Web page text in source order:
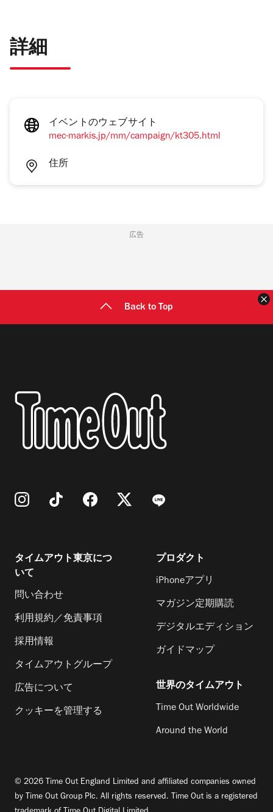
詳細
イベントのウェブサイト
mec-markis.jp/mm/campaign/kt305.html
住所
広告
Back to Top
タイムアウト東京につ
いて
問い合わせ
利用規約／免責事項
採用情報
タイムアウトグループ
広告について
クッキーを管理する
プロダクト
iPhoneアプリ
マガジン定期購読
デジタルエディション
ガイドマップ
世界のタイムアウト
Time Out Worldwide
Around the World
© 2026 Time Out England Limited and affiliated companies owned
by Time Out Group Plc. All rights reserved. Time Out is a registered